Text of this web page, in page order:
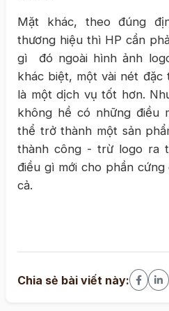
Mặt khác, theo đúng
thương hiệu thì HP cần
gì đó ngoài hình ảnh
khác biệt, một vài nét đặc
là một dịch vụ tốt hơn.
không hề có những điều
thể trở thành một sản
thành công - trừ logo ra
điều gì mới cho phần cứng
cả.
Chia sẻ bài viết này: